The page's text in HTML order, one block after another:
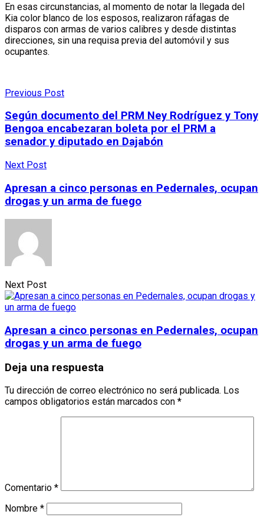
En esas circunstancias, al momento de notar la llegada del
Kia color blanco de los esposos, realizaron ráfagas de
disparos con armas de varios calibres y desde distintas
direcciones, sin una requisa previa del automóvil y sus
ocupantes.
Previous Post
Según documento del PRM Ney Rodríguez y Tony
Bengoa encabezaran boleta por el PRM a
senador y diputado en Dajabón
Next Post
Apresan a cinco personas en Pedernales, ocupan
drogas y un arma de fuego
Next Post
Apresan a cinco personas en Pedernales, ocupan
drogas y un arma de fuego
Deja una respuesta
Tu dirección de correo electrónico no será publicada. Los
campos obligatorios están marcados con *
Comentario *
Nombre *